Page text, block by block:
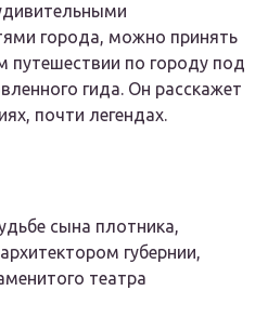
города, можно принять
путешествии по городу под
гида. Он расскажет
почти легендах.
сына плотника,
губернии,
театра